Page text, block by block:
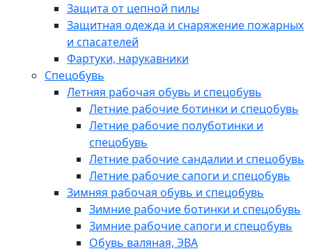
Защита от цепной пилы
Защитная одежда и снаряжение пожарных
и спасателей
Фартуки, нарукавники
Спецобувь
Летняя рабочая обувь и спецобувь
Летние рабочие ботинки и спецобувь
Летние рабочие полуботинки и
спецобувь
Летние рабочие сандалии и спецобувь
Летние рабочие сапоги и спецобувь
Зимняя рабочая обувь и спецобувь
Зимние рабочие ботинки и спецобувь
Зимние рабочие сапоги и спецобувь
Обувь валяная, ЭВА